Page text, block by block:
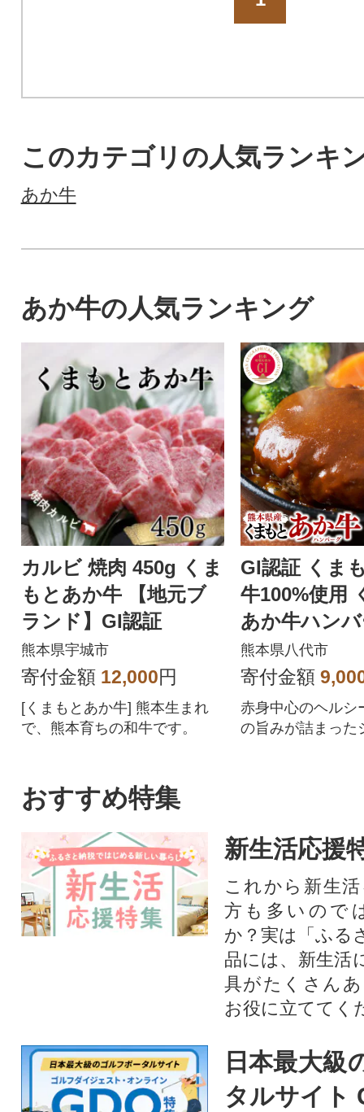
このカテゴリの人気ランキ
あか牛
あか牛の人気ランキング
カルビ 焼肉 450g くま
もとあか牛 【地元ブ
ランド】GI認証
熊本県宇城市
寄付金額 12,000円
[くまもとあか牛] 熊本生まれ
で、熊本育ちの和牛です。
GI認証 くま
牛100%使用
あか牛ハン
g×6個_229-
熊本県八代市
寄付金額
赤身中心のヘルシ
の旨みが詰まった
おすすめ特集
新生活応援
これから新生
方も多いので
か？実は「ふる
品には、新生活
具がたくさん
お役に立ててく
日本最大級
タルサイト